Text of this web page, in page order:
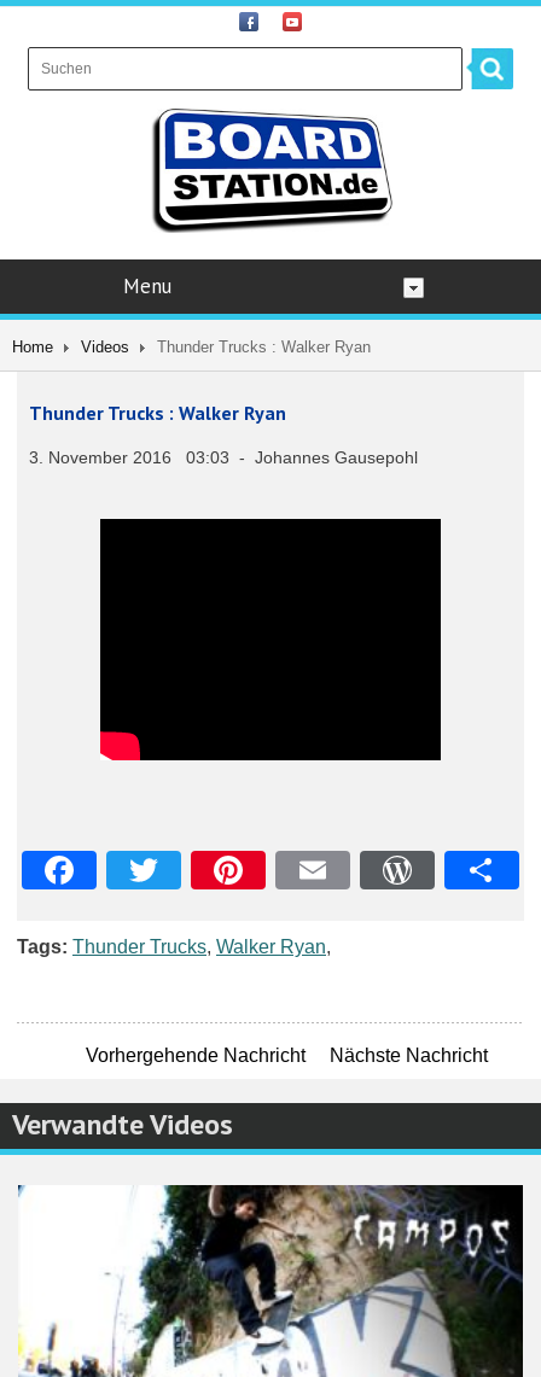
Menu
Home Videos Thunder Trucks : Walker Ryan
Thunder Trucks : Walker Ryan
3. November 2016 03:03 - Johannes Gausepohl
Tags: Thunder Trucks, Walker Ryan,
Vorhergehende Nachricht Nächste Nachricht
Verwandte Videos